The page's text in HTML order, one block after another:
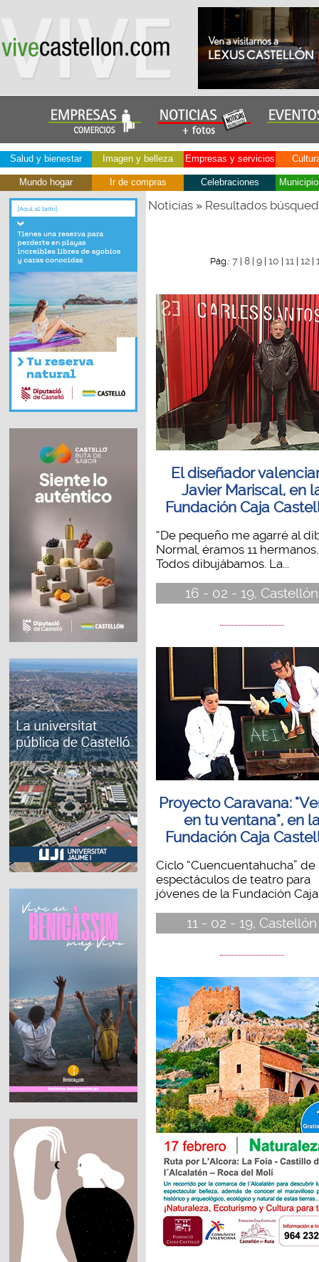
Salud y bienestar Imagen y belleza Empresas y servicios
Mundo hogar Ir de compras Celebraciones
Noticias» Resultados
Pág.: 7| 8| 9| 10 11| 12|
El diseñador
Javier Mariscal, en
Fundación Caja
“De pequeño me agarré al
Normal, éramos 11 hermanos.
Todos dibujábamos. La...
16 - 02 - 19, Castellón
Proyecto Caravana:
en tu ventana", en
Fundación Caja
Ciclo “Cuencuentahucha” de
espectáculos de teatro para
jóvenes de la Fundación
11 - 02 - 19, Castellón